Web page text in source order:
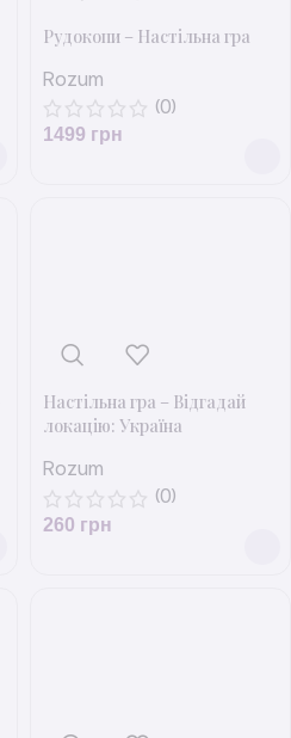
Рудокопи – Настільна гра
Rozum
(0)
1499 грн
Настільна гра – Відгадай
локацію: Україна
Rozum
(0)
260 грн